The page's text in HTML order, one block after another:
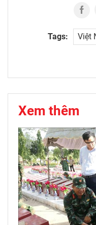
Tags: Việt
Xem thêm